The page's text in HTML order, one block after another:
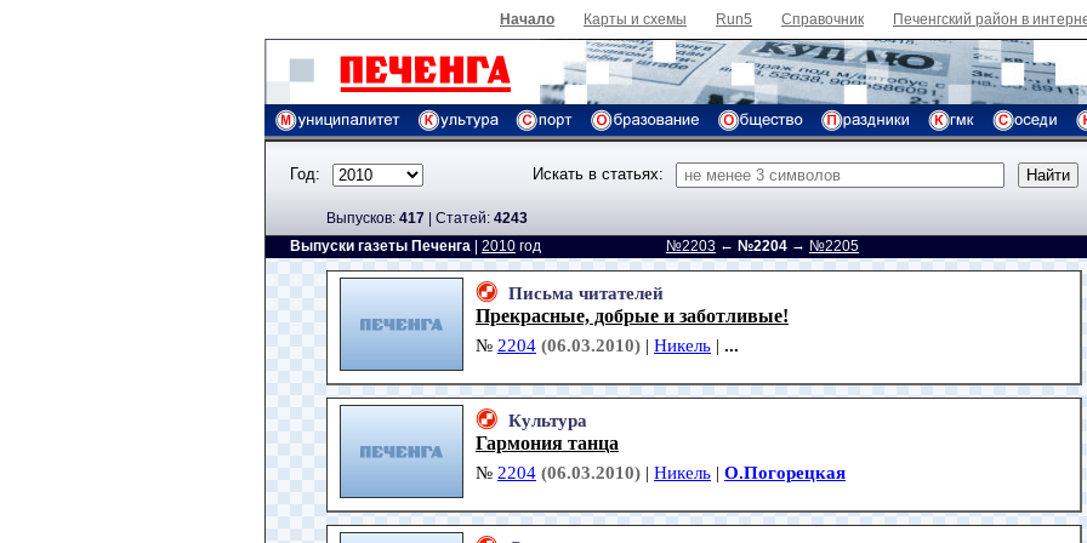
Начало Карты и схемы Run5 Справочник Печенгский район в
Год: Искать в статьях:
Выпусков: 417 | Cтатей: 4243
Выпуски газеты Печенга
2010 год №2203 ← №2204 → №2205
Письма читателей
Прекрасные, добрые и заботливые!
№ 2204 (06.03.2010) | Никель | ...
Культура
Гармония танца
№ 2204 (06.03.2010) | Никель | О.Погорецкая